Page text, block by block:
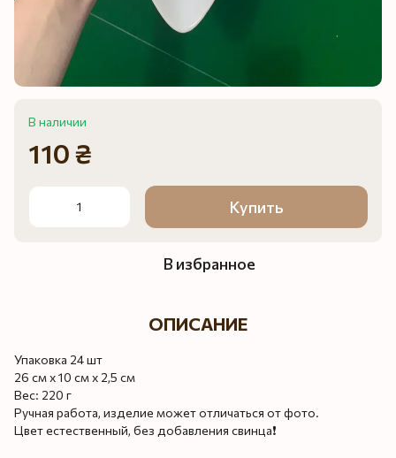
В наличии
110 ₴
Купить
В избранное
ОПИСАНИЕ
Упаковка 24 шт
26 см х 10 см х 2,5 см
Вес: 220 г
Ручная работа, изделие может отличаться от фото.
Цвет естественный, без добавления свинца❗️